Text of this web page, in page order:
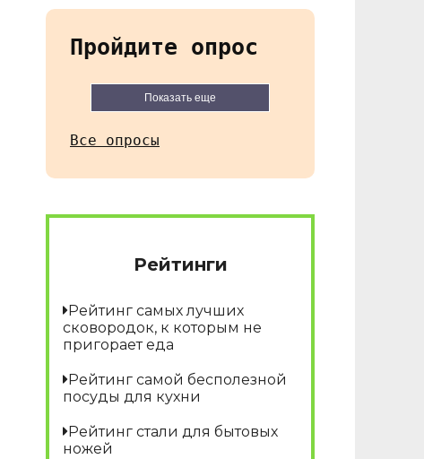
Пройдите опрос
Показать еще
Все опросы
Рейтинги
Рейтинг самых лучших
сковородок, к которым не
пригорает еда
Рейтинг самой бесполезной
посуды для кухни
Рейтинг стали для бытовых
ножей